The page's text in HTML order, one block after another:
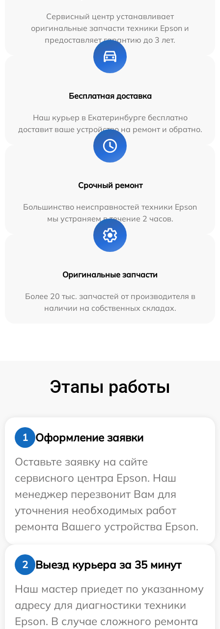
Сервисный центр устанавливает
оригинальные запчасти техники Epson и
предоставляет гарантию до 3 лет.
Бесплатная доставка
Наш курьер в Екатеринбурге бесплатно
доставит ваше устройство на ремонт и обратно.
Срочный ремонт
Большинство неисправностей техники Epson
мы устраняем в течение 2 часов.
Оригинальные запчасти
Более 20 тыс. запчастей от производителя в
наличии на собственных складах.
Этапы работы
1
Оформление заявки
Оставьте заявку на сайте
сервисного центра Epson. Наш
менеджер перезвонит Вам для
уточнения необходимых работ
ремонта Вашего устройства Epson.
2
Выезд курьера за 35 минут
Наш мастер приедет по указанному
адресу для диагностики техники
Epson. В случае сложного ремонта